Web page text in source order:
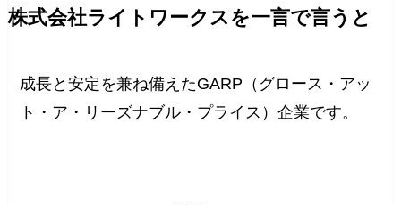
株式会社ライトワークスを一言で言うと
成長と安定を兼ね備えたGARP（グロース・アッ
ト・ア・リーズナブル・プライス）企業です。